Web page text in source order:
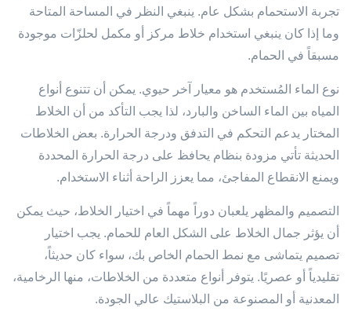
تجربة الاستحمام بشكل عام. ينبغي النظر في المساحة المتاحة
وما إذا كان ينبغي استخدام خلاط مركز أو مكمل لحلزّات موجودة
مسبقاً في الحمام.
نوع الماء المُستخدم هو معيار آخر حيوي. يمكن أن تتنوع أنواع
المياه بين الماء الساخن والبارد، لذا يجب التأكد من أن الخلاط
المختار يدعم التحكم في التدفق ودرجة الحرارة. بعض الخلاطات
الحديثة تأتي مزودة بنظام يحافظ على درجة الحرارة المحددة
ويمنع الانقطاع المفاجئ، مما يعزز الراحة أثناء الاستخدام.
التصميم والمظهر يلعبان دوراً مهماً في اختيار الخلاط، حيث يمكن
أن يؤثر جمال الخلاط على الشكل العام للحمام. يجب اختيار
تصميم يتماشى مع نمط الحمام الخاص بك، سواء كان حديثاً،
تقليدياً أو عصريًا. يتوفر أنواع متعددة من الخلاطات، منها الرخامية،
المعدنية أو المصنوعة من البلاستيك عالي الجودة.